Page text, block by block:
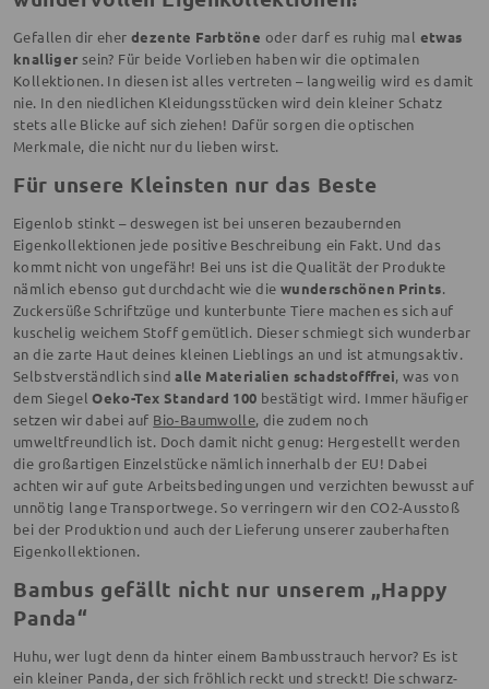
Gefallen dir eherdezente Farbtöne oder darf es ruhig mal etwas
knalliger sein? Für beide Vorlieben haben wir die optimalen
Kollektionen. In diesen ist alles vertreten – langweilig wird es damit
nie. In den niedlichen Kleidungsstücken wird dein kleiner Schatz
stets alle Blicke auf sich ziehen! Dafür sorgen die optischen
Merkmale, die nicht nur du lieben wirst.
Für unsere Kleinsten nur das Beste
Eigenlob stinkt – deswegen ist bei unseren bezaubernden
Eigenkollektionen jede positive Beschreibung ein Fakt. Und das
kommt nicht von ungefähr! Bei uns ist die Qualität der Produkte
nämlich ebenso gut durchdacht wie die wunderschönen Prints.
Zuckersüße Schriftzüge und kunterbunte Tiere machen es sich auf
kuschelig weichem Stoff gemütlich. Dieser schmiegt sich wunderbar
an die zarte Haut deines kleinen Lieblings an und ist atmungsaktiv.
Selbstverständlich sindalle Materialien schadstofffrei, was von
dem SiegelOeko-Tex Standard 100 bestätigt wird. Immer häufiger
setzen wir dabei auf Bio-Baumwolle, die zudem noch
umweltfreundlich ist. Doch damit nicht genug: Hergestellt werden
die großartigen Einzelstücke nämlich innerhalb der EU! Dabei
achten wir auf gute Arbeitsbedingungen und verzichten bewusst auf
unnötig lange Transportwege. So verringern wir den CO2-Ausstoß
bei der Produktion und auch der Lieferung unserer zauberhaften
Eigenkollektionen.
Bambus gefällt nicht nur unserem „Happy
Panda“
Huhu, wer lugt denn da hinter einem Bambusstrauch hervor? Es ist
ein kleiner Panda, der sich fröhlich reckt und streckt! Die schwarz-